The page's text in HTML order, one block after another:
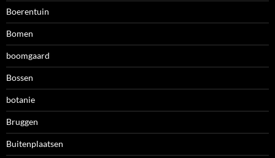
Boerentuin
Bomen
boomgaard
Bossen
botanie
Bruggen
Buitenplaatsen